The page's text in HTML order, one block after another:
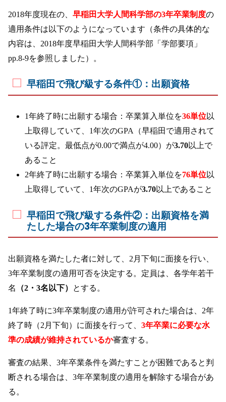
2018年度現在の、早稲田大学人間科学部の3年卒業制度の
適用条件は以下のようになっています（条件の具体的な
内容は、2018年度早稲田大学人間科学部「学部要項」
pp.8-9を参照しました）。
早稲田で飛び級する条件①：出願資格
1年終了時に出願する場合：卒業算入単位を36単位以
上取得していて、1年次のGPA（早稲田で適用されて
いる評定。最低点が0.00で満点が4.00）が3.70以上で
あること
2年終了時に出願する場合：卒業算入単位を76単位以
上取得していて、1年次のGPAが3.70以上であること
早稲田で飛び級する条件②：出願資格を満
たした場合の3年卒業制度の適用
出願資格を満たした者に対して、2月下旬に面接を行い、
3年卒業制度の適用可否を決定する。定員は、各学年若干
名
（2・3名以下） とする。
1年終了時に3年卒業制度の適用が許可された場合は、2年
終了時（2月下旬）に面接を行って、3年卒業に必要な水
準の成績が維持されているか審査する。
審査の結果、3年卒業条件を満たすことが困難であると判
断される場合は、3年卒業制度の適用を解除する場合があ
る。